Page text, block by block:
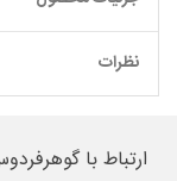
نظرات
ارتباط با